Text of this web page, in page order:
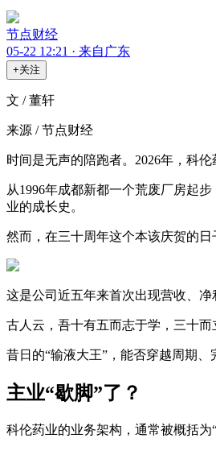
节点财经
05-22 12:21 · 来自广东
+关注
文 / 董轩
来源 / 节点财经
时间是无声的陪跑者。2026年，科
从1996年成都新都一个荒废厂房起
业的成长史。
然而，在三十周年这个本该庆贺的日
这是公司近五年来首次出现营收、净
古人云，吾十有五而志于学，三十
昔日的“输液大王”，能否穿越周期、
主业“歇脚”了？
科伦药业的业务架构，通常被概括为